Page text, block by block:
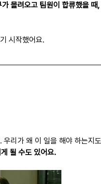
몰려오고 팀원이 합류했을 때
시작했어요.
리가 왜 이 일을 해야 하는지
될 수도 있어요.